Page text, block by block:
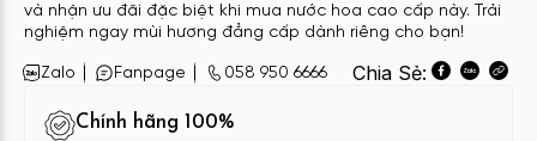
và nhận ưu đãi đặc biệt khi mua nước hoa cao cấp này. Trải
nghiệm ngay mùi hương đẳng cấp dành riêng cho bạn!
Zalo Fanpage 058 950 6666 Chia Sẻ:
Chính hãng 100%